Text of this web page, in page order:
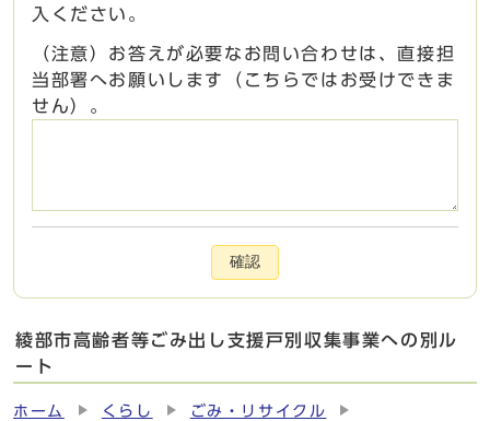
入ください。
（注意）お答えが必要なお問い合わせは、直接担
当部署へお願いします（こちらではお受けできま
せん）。
確認
綾部市高齢者等ごみ出し支援戸別収集事業への別ル
ート
ホーム くらし
ごみ・リサイクル